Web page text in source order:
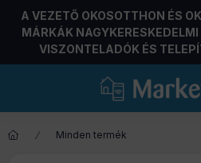
A VEZETŐ OKOSOTTHON ÉS
MÁRKÁK
VISZONTELADÓK ÉS
Minden termék